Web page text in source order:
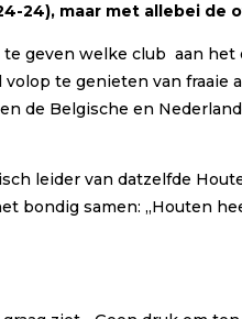
24), maar met allebei
geven welke club aan
te genieten van fraaie
Belgische en
leider van datzelfde
bondig samen: ,,Houten